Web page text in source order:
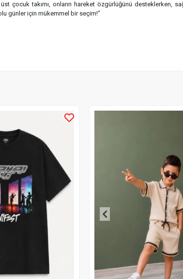
çocuk takımı, onların hareket özgürlüğünü desteklerken,
günler için mükemmel bir seçim!"